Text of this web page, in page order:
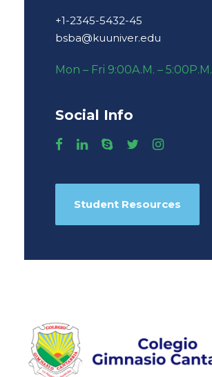
+1-2345-5432-45
bsba@kuuniver.edu
Mon – Fri 9:00A.M. – 5:00P.M.
Social Info
Student Resources